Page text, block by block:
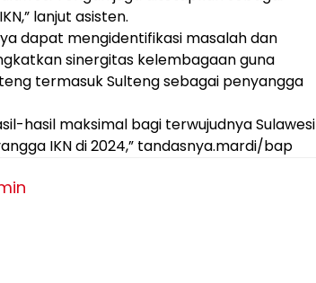
lanjut asisten.
dapat mengidentifikasi masalah dan
sinergitas kelembagaan guna
termasuk Sulteng sebagai penyangga
hasil maksimal bagi terwujudnya Sulawesi
IKN di 2024,” tandasnya.mardi/bap